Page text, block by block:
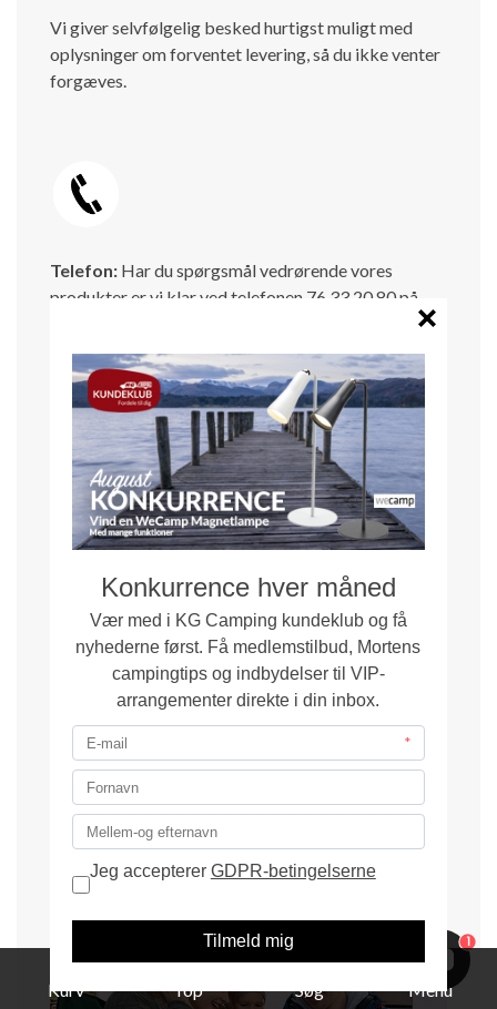
Vi giver selvfølgelig besked hurtigst muligt med
oplysninger om forventet levering, så du ikke venter
forgæves.
Telefon: Har du spørgsmål vedrørende vores
produkter er vi klar ved telefonen 76 33 20 80 på
Du er også velkommen tll at sende os en mail på
info@kg-camping.dk - Vi svarer så hurtigt det er
Kurv Top Søg Menu
1